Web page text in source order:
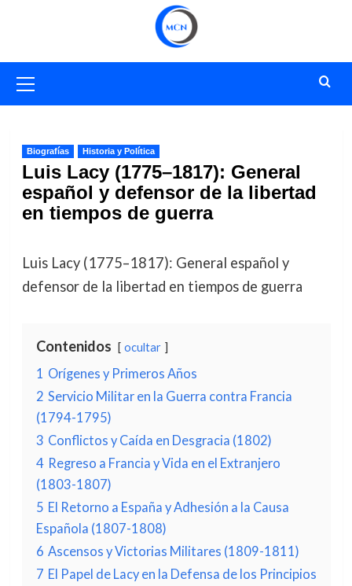
primario
Biografías Historia y Política
Luis Lacy (1775–1817): General
español y defensor de la libertad
en tiempos de guerra
Luis Lacy (1775–1817): General español y
defensor de la libertad en tiempos de guerra
Contenidos ocultar
1 Orígenes y Primeros Años
2 Servicio Militar en la Guerra contra Francia
(1794-1795)
3 Conflictos y Caída en Desgracia (1802)
4 Regreso a Francia y Vida en el Extranjero
(1803-1807)
5 El Retorno a España y Adhesión a la Causa
Española (1807-1808)
6 Ascensos y Victorias Militares (1809-1811)
7 El Papel de Lacy en la Defensa de los Principios